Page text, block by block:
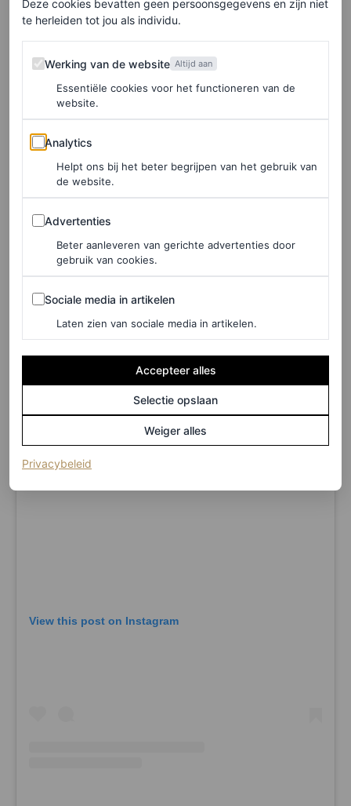
Valentino-rood
Máxima staat inmiddels bekend om het opnieuw dragen
van haar looks. Ook deze rode jumpsuit is al een tijdje
een van haar favorieten. De koningin droeg deze
Valentino-look namelijk ruim elf jaar geleden voor het
eerst, en is sindsdien een van haargo-to looks voor
wanneer er iets te vieren valt. De felrode statementkleur
is op haar lijf geschreven. Denk aan de jurk van
Gabbana , of het opvallende ensemble van Natan
haar vaste designers. Inmiddels lijken ook haar dochters
hun looks zijn nog verkrijgbaar).
View this post on Instagram
Deze cookies bevatten geen persoonsgegevens en zijn niet
te herleiden tot jou als individu.
Werking van de website
Werking van de website Altijd aan
Essentiële cookies voor het functioneren van de
website.
Analytics
Analytics
Helpt ons bij het beter begrijpen van het gebruik van
de website.
Advertenties
Advertenties
Beter aanleveren van gerichte advertenties door
gebruik van cookies.
Sociale media in artikelen
Sociale media in artikelen
Laten zien van sociale media in artikelen.
Accepteer alles
Selectie opslaan
Weiger alles
Privacybeleid